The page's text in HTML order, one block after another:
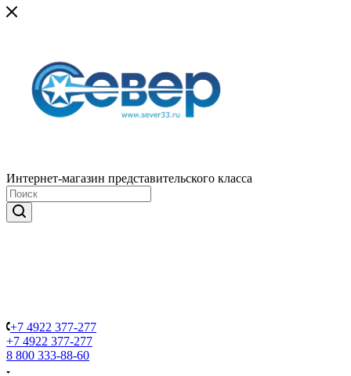
Интернет-магазин представительского класса
+7 4922 377-277
+7 4922 377-277
8 800 333-88-60